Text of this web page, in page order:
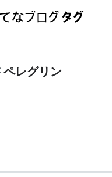
ペレグリン